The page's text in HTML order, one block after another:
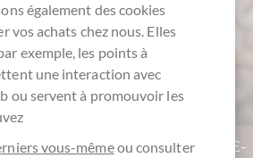
cadeaux CHOCOLATS-DE-
également des cookies
vos achats chez nous. Elles
exemple, les points à
une interaction avec
ou servent à promouvoir les
vous-mêmeou consulter